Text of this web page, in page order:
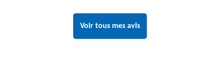
Voir tous mes avis